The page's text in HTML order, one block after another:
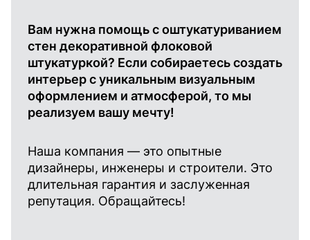
Вам нужна помощь с оштукатуриванием
стен декоративной флоковой
штукатуркой? Если собираетесь создать
интерьер с уникальным визуальным
оформлением и атмосферой, то мы
реализуем вашу мечту!
Наша компания — это опытные
дизайнеры, инженеры и строители. Это
длительная гарантия и заслуженная
репутация. Обращайтесь!